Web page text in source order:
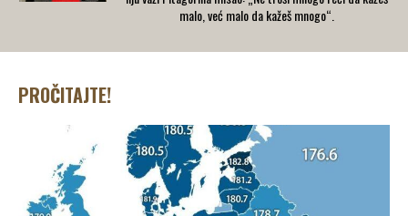
malo, već malo da kažeš mnogo“.
PROČITAJTE!